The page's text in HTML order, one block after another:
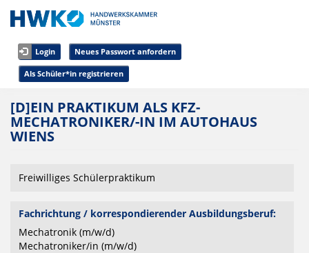
Login Neues Passwort anfordern
Als Schüler*in registrieren
[D]EIN PRAKTIKUM ALS KFZ-
MECHATRONIKER/-IN IM AUTOHAUS
WIENS
Freiwilliges Schülerpraktikum
Fachrichtung / korrespondierender Ausbildungsberuf:
Mechatronik (m/w/d)
Mechatroniker/in (m/w/d)